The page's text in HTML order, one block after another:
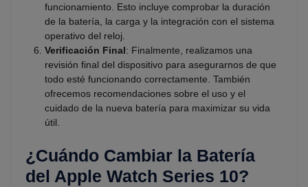
funcionamiento. Esto incluye comprobar la duración
de la batería, la carga y la integración con el sistema
operativo del reloj.
Verificación Final: Finalmente, realizamos una
revisión final del dispositivo para asegurarnos de que
todo esté funcionando correctamente. También
ofrecemos recomendaciones sobre el uso y el
cuidado de la nueva batería para maximizar su vida
útil.
¿Cuándo Cambiar la Batería
del Apple Watch Series 10?